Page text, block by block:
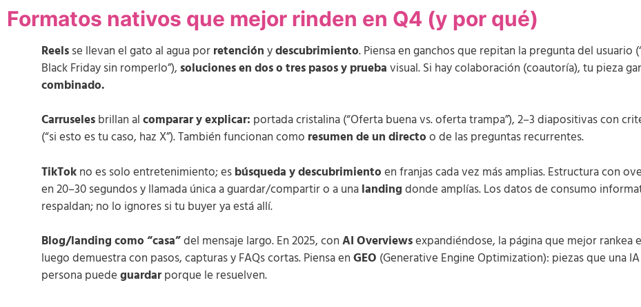
Formatos nativos que mejor rinden en Q4 (y por qué)
Reelsse llevan el gato al agua porretenciónydescubrimiento. Piensa en ganchos que repitan la pregunta del usuario
Black Friday sin romperlo”), soluciones en dos o tres pasos y pruebavisual. Si hay colaboración (coautoría), tu pieza
combinado.
Carruselesbrillan alcomparar y explicar: portada cristalina (“Oferta buena vs. oferta trampa”), 2–3 diapositivas con
(“si esto es tu caso, haz X”). También funcionan como resumen de un directoo de las preguntas recurrentes.
TikTokno es solo entretenimiento; esbúsqueda y descubrimientoen franjas cada vez más amplias. Estructura con
en 20–30 segundos y llamada única a guardar/compartir o a unalandingdonde amplías. Los datos de consumo
respaldan; no lo ignores si tu buyer ya está allí.
Blog/landing como “casa”del mensaje largo. En 2025, conAI Overviewsexpandiéndose, la página que mejor rankea
luego demuestra con pasos, capturas y FAQs cortas. Piensa enGEO (Generative Engine Optimization): piezas que una
persona puedeguardarporque le resuelven.